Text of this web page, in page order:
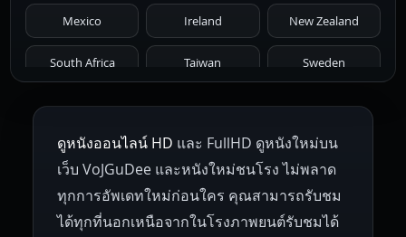
1966 1965 1964 1963 1962
1959 1955
1945 1942 1941 1940 1939
1938 1937 1930 1928 1916
Mexico Ireland New Zealand
South Africa Taiwan Sweden
Netherlands Russia Poland
Hungary Denmark Bulgaria
Czech Republic Brazil Turkey
ดูหนังออนไลน์ HD และ FullHD ดูหนังใหม่บน
เว็บ VoJGuDee และหนังใหม่ชนโรง ไม่พลาด
ทุกการอัพเดทใหม่ก่อนใคร คุณสามารถรับชม
ได้ทุกที่นอกเหนือจากในโรงภาพยนต์รับชมได้